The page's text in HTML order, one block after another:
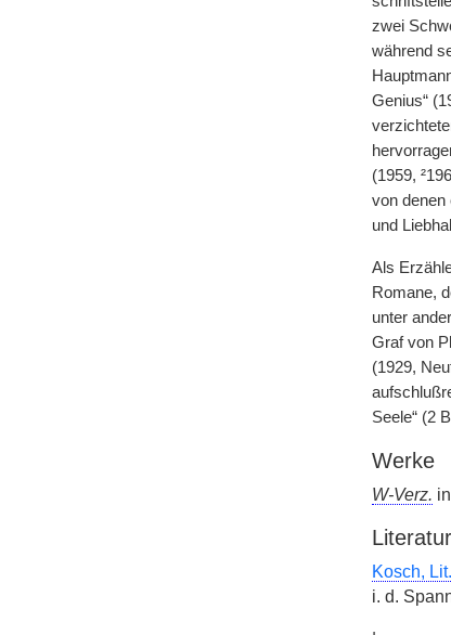
zwei
während
Genius“
(1959,
von denen
und
Als
Romane,
unter
Graf von
(1929,
Seele“ (2
Werke
W-Verz.
Literatur
Kosch,
i. d.